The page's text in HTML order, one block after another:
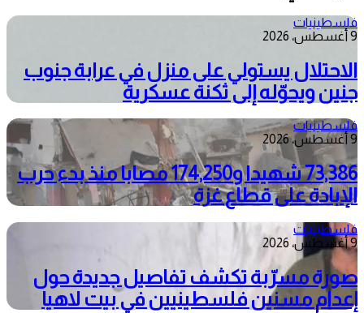
فلسطينيات
9 أغسطس، 2026
الاحتلال يستولي على منزل في عرابة جنوب
جنين ويحوّله إلى ثكنة عسكرية
فلسطينيات
9 أغسطس، 2026
73,386 شهيدا و174,250 مصابا منذ بدء حرب
الإبادة على قطاع غزة
فلسطينيات
9 أغسطس، 2026
صورة مسرّبة تكشف تفاصيل جديدة حول
إعدام مسنين فلسطينيين في بيت لاهيا